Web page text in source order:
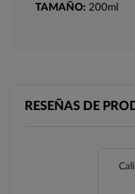
TAMAÑO: 200ml
RESEÑAS DE